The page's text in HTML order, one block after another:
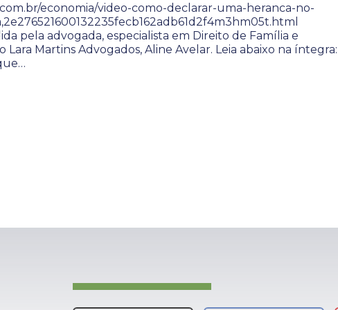
economia/video-como-declarar-uma-heranca-no-
pela advogada, especialista em Direito de Família e
Lara Martins Advogados, Aline Avelar. Leia abaixo na